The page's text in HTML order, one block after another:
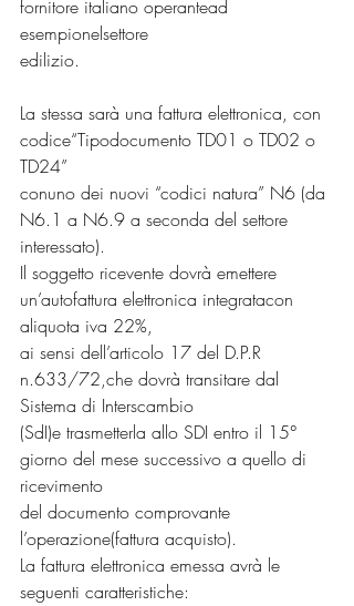
fornitore italiano operantead
esempionelsettore
edilizio.
La stessa sarà una fattura elettronica, con
codice“Tipodocumento TD01 o TD02 o
TD24”
conuno dei nuovi “codici natura” N6 (da
N6.1 a N6.9 a seconda del settore
interessato).
Il soggetto ricevente dovrà emettere
un’autofattura elettronica integratacon
aliquota iva 22%,
ai sensi dell’articolo 17 del D.P.R
n.633/72,che dovrà transitare dal
Sistema di Interscambio
(SdI)e trasmetterla allo SDI entro il 15°
giorno del mese successivo a quello di
ricevimento
del documento comprovante
l’operazione(fattura acquisto).
La fattura elettronica emessa avrà le
seguenti caratteristiche: